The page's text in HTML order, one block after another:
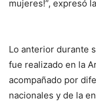
mujeres!”, expresó
Lo anterior durante
fue realizado en la
acompañado por
nacionales y de la